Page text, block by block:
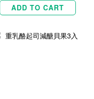
ADD TO CART